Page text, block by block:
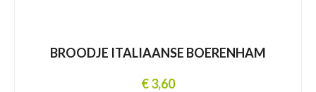
BROODJE ITALIAANSE BOERENHAM
€ 3,60